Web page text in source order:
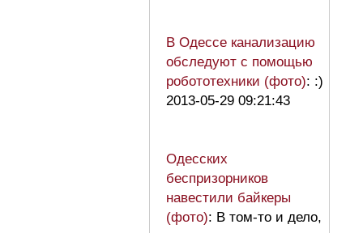
В Одессе канализацию
обследуют с помощью
робототехники (фото): :)
2013-05-29 09:21:43
Одесских
беспризорников
навестили байкеры
(фото): В том-то и дело,